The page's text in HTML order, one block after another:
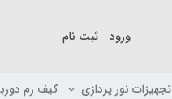
ورود ثبت نام
تجهیزات نور پردازی کیف رم